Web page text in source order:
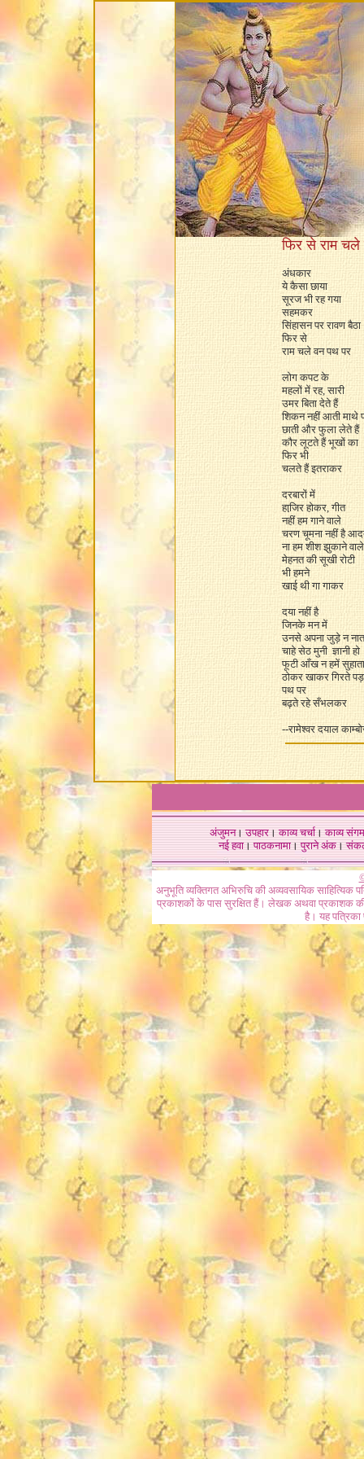
फिर से राम
अंधकार
ये कैसा छाया
सूरज भी रह गया
सहमकर
सिंहासन पर रावण बैठा
फिर से
राम चले वन पथ पर
लोग कपट के
महलों में रह, सारी
उमर बिता देते हैं
शिकन नहीं आती माथे
छाती और फुला लेते हैं
कौर लूटते हैं भूखों का
फिर भी
चलते हैं इतराकर
दरबारों में
हाजि़र होकर, गीत
नहीं हम गाने वाले
चरण चूमना नहीं है
ना हम शीश झुकाने वाले
मेहनत की सूखी रोटी
भी हमने
खाई थी गा ­गाकर
दया नहीं है
जिनके मन में
उनसे अपना जुड़े न
चाहे सेठ मुनी ­ ज्ञानी हो
फूटी आँख न हमें सुहाता
ठोकर खाकर गिरते
पथ पर
बढ़ते रहे सँभलकर
--रामेश्वर दयाल
अंजुमन।उपहार।काव्य चर्चा।काव्य संगम
नई हवा। पाठकनामा। पुराने अंक।
अनुभूति व्यक्तिगत अभिरुचि की अव्यवसायिक
प्रकाशकों के पास सुरक्षित हैं। लेखक अथवा प्रकाशक की
है। यह पत्रिका